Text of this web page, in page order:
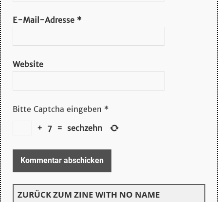
E-Mail-Adresse *
Website
Bitte Captcha eingeben *
+ 7 = sechzehn
ZURÜCK ZUM ZINE WITH NO NAME